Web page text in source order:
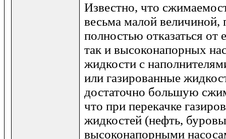
Известно, что
весьма малой
полностью отказаться от
так и высоконапорных
жидкости с
или газированные
достаточно большую
что при перекачке
жидкостей (нефть,
высоконапорными